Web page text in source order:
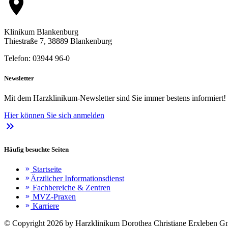
location_on
Klinikum Blankenburg
Thiestraße 7, 38889 Blankenburg
Telefon: 03944 96-0
Newsletter
Mit dem Harzklinikum-Newsletter sind Sie immer bestens informiert!
Hier können Sie sich anmelden
keyboard_double_arrow_right
Häufig besuchte Seiten
keyboard_double_arrow_right Startseite
keyboard_double_arrow_rightÄrztlicher Informationsdienst
keyboard_double_arrow_right Fachbereiche & Zentren
keyboard_double_arrow_right MVZ-Praxen
keyboard_double_arrow_right Karriere
© Copyright 2026 by Harzklinikum Dorothea Christiane Erxleben